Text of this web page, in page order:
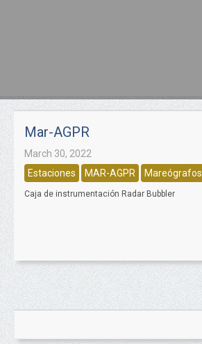
Mar-AGPR
March 30, 2022
Estaciones
MAR-AGPR Mareógrafos
Caja de instrumentación Radar Bubbler